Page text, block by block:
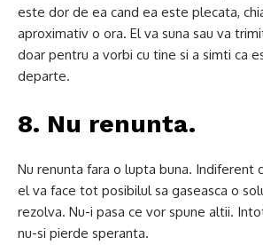
este dor de ea cand ea este plecata,
aproximativ o ora. El va suna sau va
doar pentru a vorbi cu tine si a simti ca
departe.
8. Nu renunta.
Nu renunta fara o lupta buna. Indiferent
el va face tot posibilul sa gaseasca o
rezolva. Nu-i pasa ce vor spune altii.
nu-si pierde speranta.